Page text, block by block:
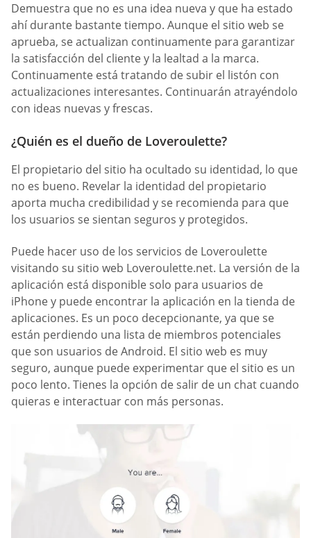
Demuestra que no es una idea nueva y que ha estado
ahí durante bastante tiempo. Aunque el sitio web se
aprueba, se actualizan continuamente para garantizar
la satisfacción del cliente y la lealtad a la marca.
Continuamente está tratando de subir el listón con
actualizaciones interesantes. Continuarán atrayéndolo
con ideas nuevas y frescas.
¿Quién es el dueño de Loveroulette?
El propietario del sitio ha ocultado su identidad, lo que
no es bueno. Revelar la identidad del propietario
aporta mucha credibilidad y se recomienda para que
los usuarios se sientan seguros y protegidos.
Puede hacer uso de los servicios de Loveroulette
visitando su sitio web Loveroulette.net. La versión de la
aplicación está disponible solo para usuarios de
iPhone y puede encontrar la aplicación en la tienda de
aplicaciones. Es un poco decepcionante, ya que se
están perdiendo una lista de miembros potenciales
que son usuarios de Android. El sitio web es muy
seguro, aunque puede experimentar que el sitio es un
poco lento. Tienes la opción de salir de un chat cuando
quieras e interactuar con más personas.